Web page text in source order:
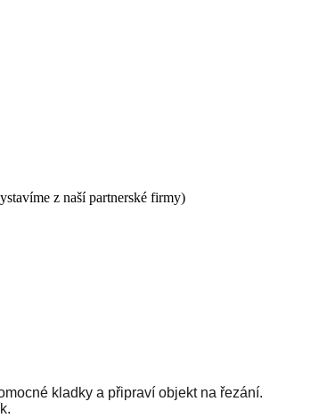
z naší partnerské firmy)
kladky a připraví objekt na řezání.